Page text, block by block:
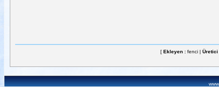
[ Ekleyen : fenci |